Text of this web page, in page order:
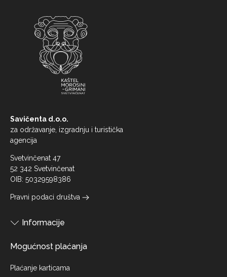
Savičenta d.o.o.
za održavanje, izgradnju i turistička
agencija
Svetvinčenat 47
52 342 Svetvinčenat
OIB: 50329598386
Pravni podaci društva
Informacije
Mogućnost plaćanja
Plaćanje karticama